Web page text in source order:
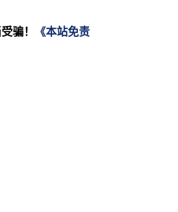
骗！
《本站免责